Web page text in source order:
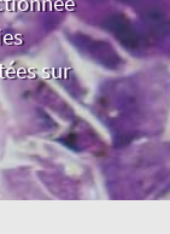
sur